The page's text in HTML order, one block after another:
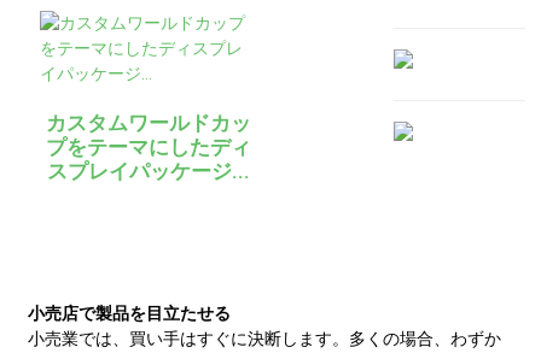
カスタムワールドカッ
プをテーマにしたディ
スプレイパッケージ...
小売店で製品を目立たせる
小売業では、買い手はすぐに決断します。多くの場合、わずか